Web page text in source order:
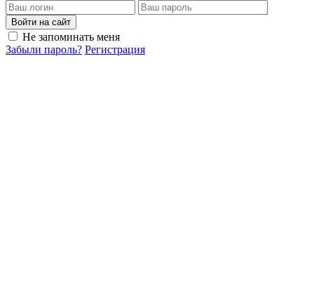
Войти на сайт
Не запоминать меня
Забыли пароль? Регистрация